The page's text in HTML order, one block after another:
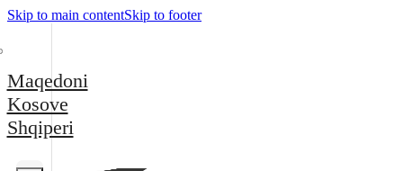
Skip to main contentSkip to footer
Maqedoni
Kosove
Shqiperi